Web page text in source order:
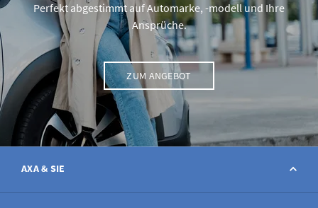
Perfekt abgestimmt auf Automarke, -modell und Ihre
Ansprüche.
ZUM ANGEBOT
AXA & SIE